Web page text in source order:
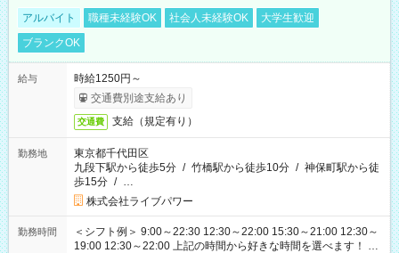
アルバイト 職種未経験OK 社会人未経験OK
大学生歓迎
ブランクOK
給与
時給1250円～
交通費別途支給あり
交通費 支給（規定有り）
勤務地
東京都千代田区
九段下駅から徒歩5分 / 竹橋駅から徒歩10分 / 神保町駅から徒
歩15分 / …
株式会社ライブパワー
勤務時間
＜シフト例＞ 9:00～22:30 12:30～22:00 15:30～21:00 12:30～
19:00 12:30～22:00 上記の時間から好きな時間を選べます！ ※